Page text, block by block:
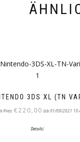
3DS XL (TN
Preis:€220,00 (ab 01/09/2021
Details)